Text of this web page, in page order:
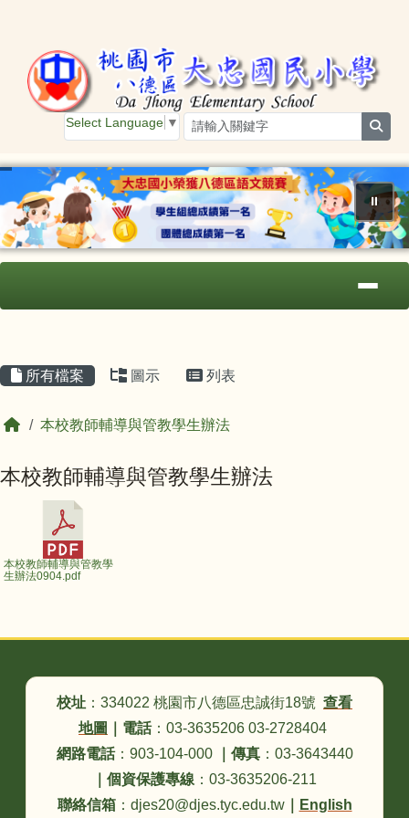
Select Language ▼
⏸
所有檔案 圖示 列表
回首頁本校教師輔導與管教學生辦法
本校教師輔導與管教學生辦法
本校教師輔導與管教學
生辦法0904.pdf
校址 ：334022 桃園市八德區忠誠街18號 查看
地圖
電話：03-3635206 03-2728404
網路電話：903-104-000 傳真：03-3643440
個資保護專線 ：03-3635206-211
聯絡信箱：djes20@djes.tyc.edu.tw｜ English